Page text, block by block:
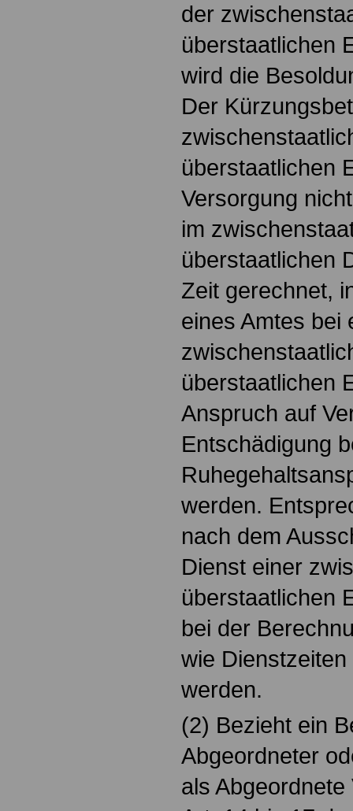
der
überstaatlichen
wird die
Der
überstaatlichen
Versorgung
im
überstaatlichen
Zeit gerechnet,
eines Amtes bei
überstaatlichen
Anspruch auf
Entschädigung
werden.
nach dem
Dienst einer
überstaatlichen
bei der
wie
werden.
(2) Bezieht ein
Abgeordneter
als